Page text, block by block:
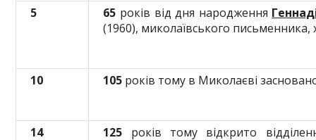
5 65 років від дня народження
(1960), миколаївського
10 105 років тому в Миколаєві
14 125 років тому відкрито